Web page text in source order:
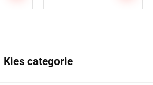
Kies categorie